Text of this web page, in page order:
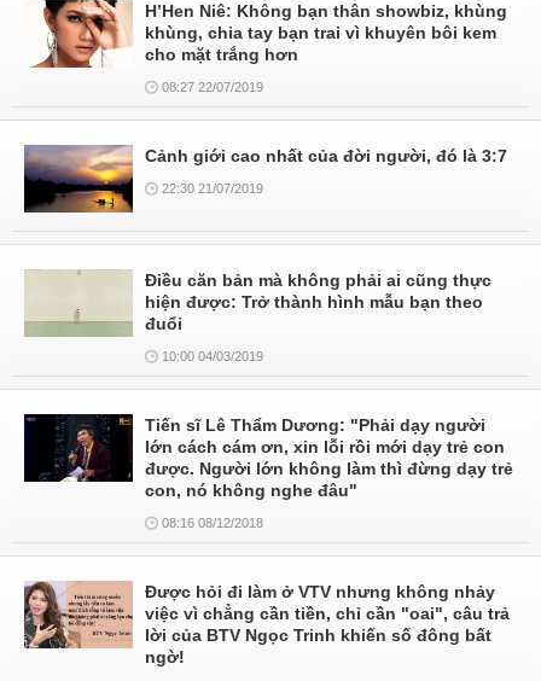
H’Hen Niê: Không bạn thân showbiz, khùng
khùng, chia tay bạn trai vì khuyên bôi kem
cho mặt trắng hơn
08:27 22/07/2019
Cảnh giới cao nhất của đời người, đó là 3:7
22:30 21/07/2019
Điều căn bản mà không phải ai cũng thực
hiện được: Trở thành hình mẫu bạn theo
đuổi
10:00 04/03/2019
Tiến sĩ Lê Thẩm Dương: "Phải dạy người
lớn cách cám ơn, xin lỗi rồi mới dạy trẻ con
được. Người lớn không làm thì đừng dạy trẻ
con, nó không nghe đâu"
08:16 08/12/2018
Được hỏi đi làm ở VTV nhưng không nhảy
việc vì chẳng cần tiền, chỉ cần "oai", câu trả
lời của BTV Ngọc Trinh khiến số đông bất
ngờ!